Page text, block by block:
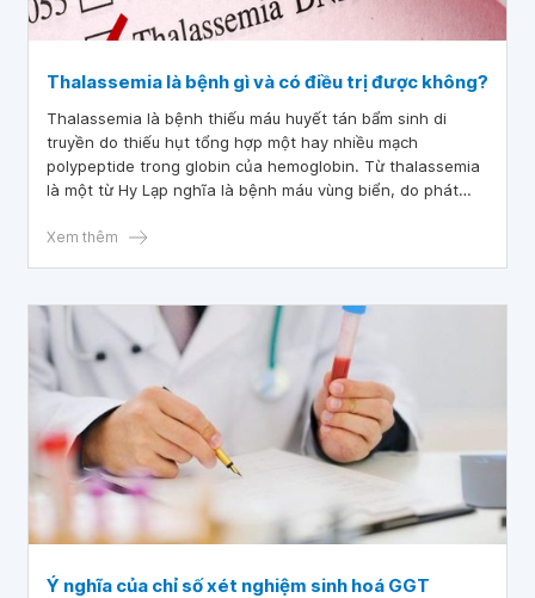
Thalassemia là bệnh gì và có điều trị được không?
Thalassemia là bệnh thiếu máu huyết tán bẩm sinh di
truyền do thiếu hụt tổng hợp một hay nhiều mạch
polypeptide trong globin của hemoglobin. Từ thalassemia
là một từ Hy Lạp nghĩa là bệnh máu vùng biển, do phát
thiếu hụt ở mạch alpha, beta hay vừa mạch delta và beta
Xem thêm
Ý nghĩa của chỉ số xét nghiệm sinh hoá GGT